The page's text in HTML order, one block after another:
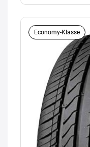
Economy-Klasse